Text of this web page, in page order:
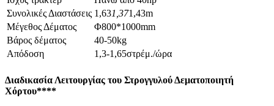
Συνολικές Διαστάσεις 1,631,371,43m
Μέγεθος Δέματος
Φ800*1000mm
Βάρος δέματος
40-50kg
Απόδοση
1,3-1,65στρέμ./ώρα
Διαδικασία Λειτουργίας του Στρογγυλού Δεματοποιητή
Χόρτου****